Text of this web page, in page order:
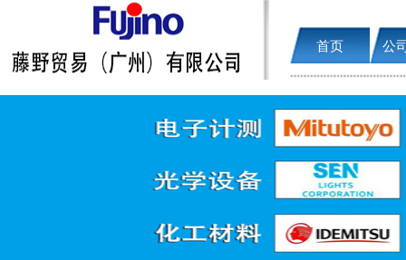
首页 公